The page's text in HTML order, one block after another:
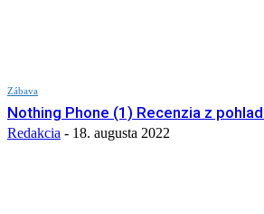
Zábava
Nothing Phone (1) Recenzia z
Redakcia - 18. augusta 2022